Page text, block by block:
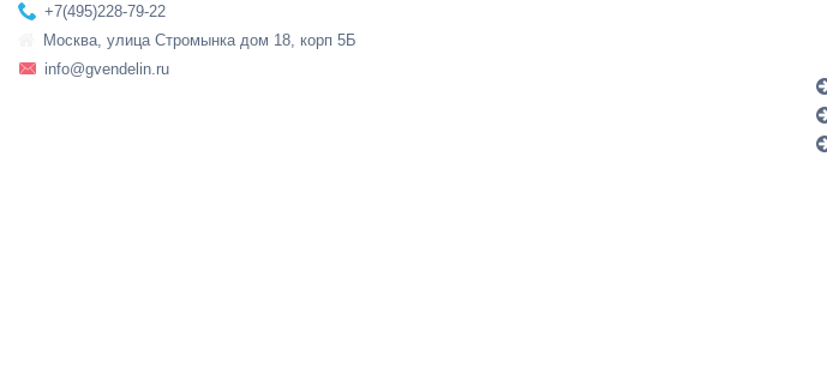
+7(495)228-79-22
Москва, улица Стромынка дом 18, корп 5Б
info@gvendelin.ru